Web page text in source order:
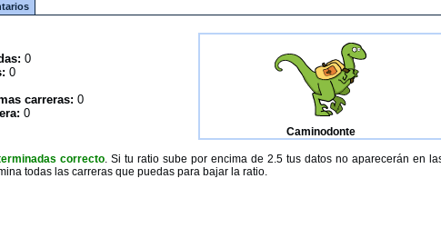
0
0
carreras: 0
0
Caminodonte
correcto. Si tu ratio sube por encima de 2.5 tus datos no aparecerán en
todas las carreras que puedas para bajar la ratio.